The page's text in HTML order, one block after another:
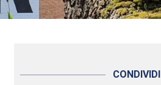
CONDIVIDI